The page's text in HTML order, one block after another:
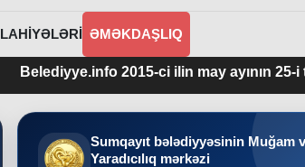
ƏMƏKDAŞLIQ
2015-ci ilin may ayının 25-i tarixindən
Sumqayıt bələdiyyəsinin Muğam
Yaradıcılıq mərkəzi